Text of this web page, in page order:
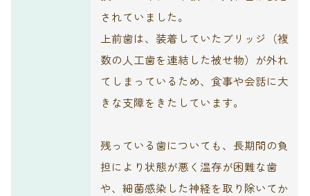
されていました。
上前歯は、装着していたブリッジ（複
数の人工歯を連結した被せ物）が外れ
てしまっているため、食事や会話に大
きな支障をきたしています。
残っている歯についても、長期間の負
担により状態が悪く温存が困難な歯
や、細菌感染した神経を取り除いてか